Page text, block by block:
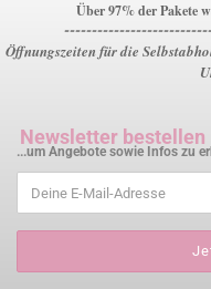
Über 97% der Pakete
Öffnungszeiten für die
Newsletter bestellen
...um Angebote sowie Infos zu